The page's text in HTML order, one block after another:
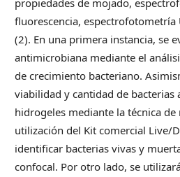
propiedades de mojado,
fluorescencia, espectrofotometría
(2). En una primera instancia, se
antimicrobiana mediante el
de crecimiento bacteriano.
viabilidad y cantidad de bacterias
hidrogeles mediante la técnica
utilización del Kit comercial Live/
identificar bacterias vivas y
confocal. Por otro lado, se